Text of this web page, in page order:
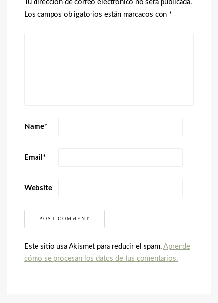
Tu dirección de correo electrónico no será publicada.
Los campos obligatorios están marcados con *
Name*
Email *
Website
Este sitio usa Akismet para reducir el spam. Aprende
cómo se procesan los datos de tus comentarios.